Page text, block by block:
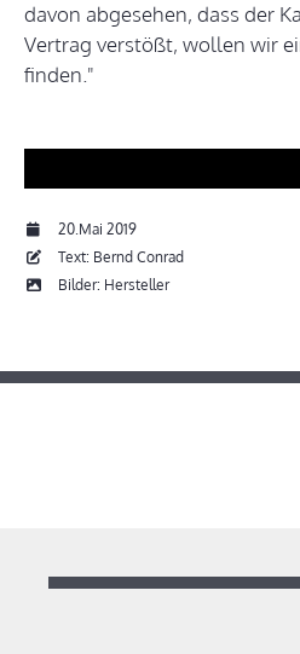
davon abgesehen, dass der
Vertrag verstößt, wollen wir
finden."
20.Mai 2019
Text: Bernd Conrad
Bilder: Hersteller